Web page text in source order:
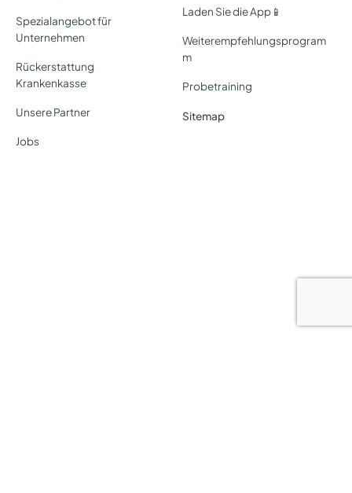
Spezialangebot für
Unternehmen
Rückerstattung
Krankenkasse
Unsere Partner
Jobs
Laden Sie die App📱
Weiterempfehlungsprogram
m
Probetraining
Sitemap